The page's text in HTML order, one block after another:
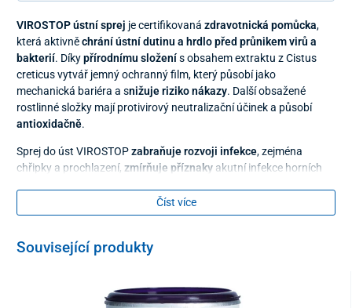
VIROSTOP ústní sprej je certifikovaná zdravotnická pomůcka,
která aktivněchrání ústní dutinu a hrdlo před průnikem virů a
bakterií. Díkypřírodnímu složenís obsahem extraktu z Cistus
creticus vytvář jemný ochranný film, který působí jako
mechanická bariéra a snižuje riziko nákazy. Další obsažené
rostlinné složky mají protivirový neutralizační účinek a působí
antioxidačně.
Sprej do úst VIROSTOPzabraňuje rozvoji infekce, zejména
chřipky a prochlazení, zmírňuje příznaky akutní infekce horních
Pravidelným používáním ústního spreje VIROSTOP
onemocnění. Prospěje též při už rozběhnuté infekci nebo v rámci
vhodný i k dlouhodobému používání
i pro diabetiky a vegany.
Číst více
Související produkty